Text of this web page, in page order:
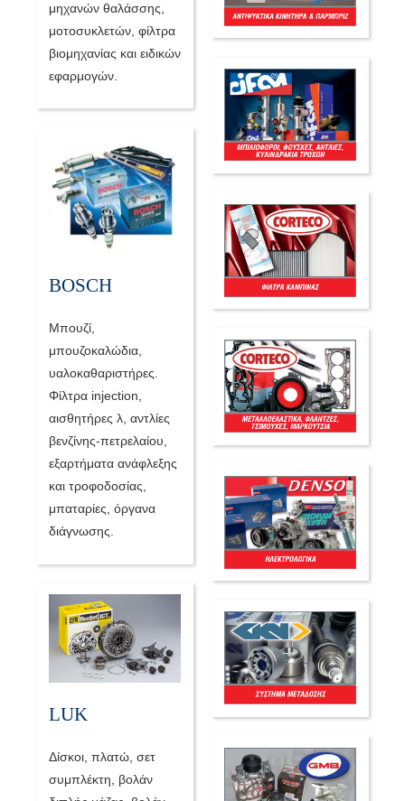
μηχανών θαλάσσης,
μοτοσυκλετών, φίλτρα
βιομηχανίας και ειδικών
εφαρμογών.
BOSCH
Mπουζί,
μπουζοκαλώδια,
υαλοκαθαριστήρες.
Φίλτρα injection,
αισθητήρες λ, αντλίες
βενζίνης-πετρελαίου,
εξαρτήματα ανάφλεξης
και τροφοδοσίας,
μπαταρίες, όργανα
διάγνωσης.
LUK
Δίσκοι, πλατώ, σετ
συμπλέκτη, βολάν